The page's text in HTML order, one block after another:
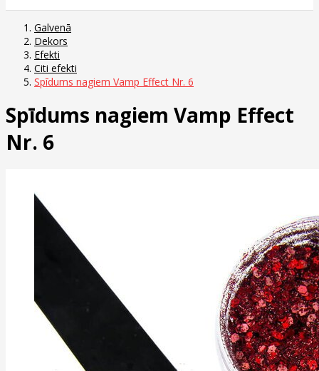
Galvenā
Dekors
Efekti
Citi efekti
Spīdums nagiem Vamp Effect Nr. 6
Spīdums nagiem Vamp Effect
Nr. 6